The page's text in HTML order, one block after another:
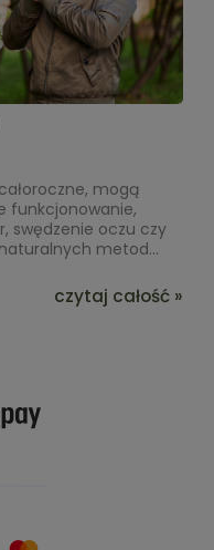
mogą
funkcjonowanie,
swędzenie oczu czy
metod...
czytaj całość »